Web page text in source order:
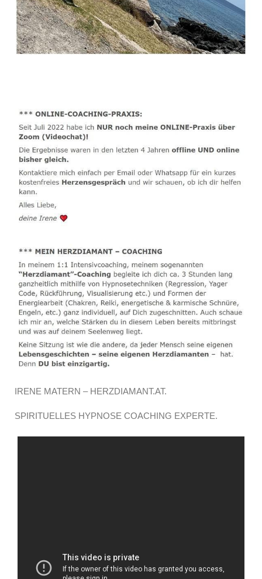
IRENE MATERN – HERZDIAMANT.AT.
SPIRITUELLES HYPNOSE COACHING EXPERTE.